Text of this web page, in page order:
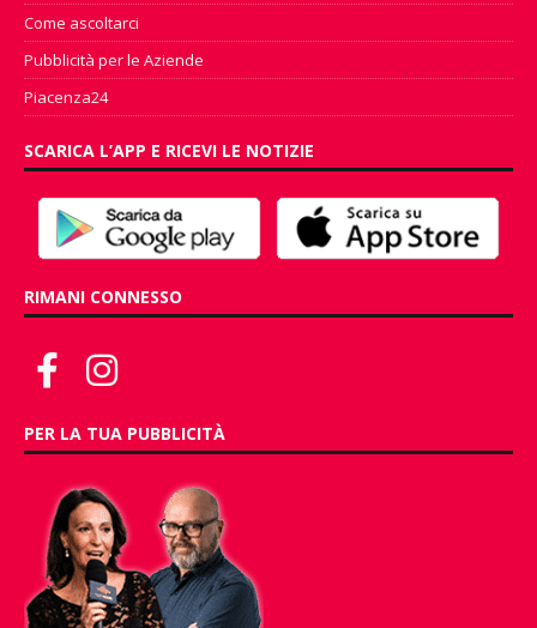
Come ascoltarci
Pubblicità per le Aziende
Piacenza24
SCARICA L’APP E RICEVI LE NOTIZIE
RIMANI CONNESSO
PER LA TUA PUBBLICITÀ